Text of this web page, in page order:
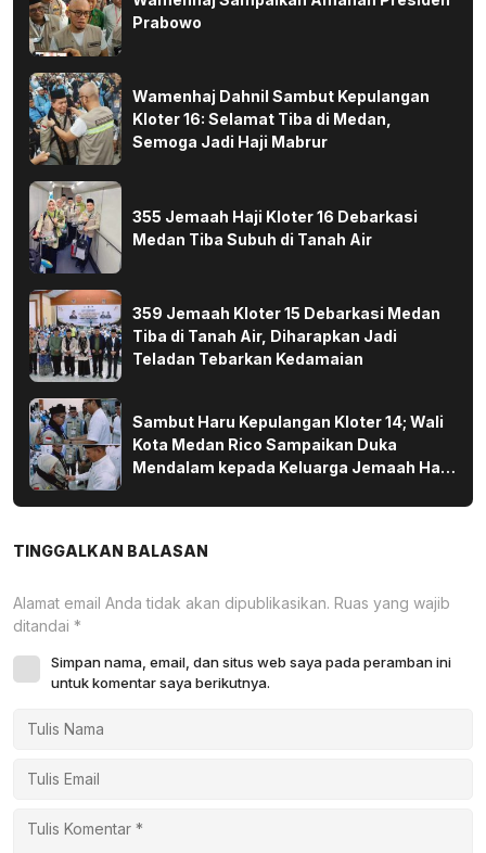
Prabowo
Wamenhaj Dahnil Sambut Kepulangan
Kloter 16: Selamat Tiba di Medan,
Semoga Jadi Haji Mabrur
355 Jemaah Haji Kloter 16 Debarkasi
Medan Tiba Subuh di Tanah Air
359 Jemaah Kloter 15 Debarkasi Medan
Tiba di Tanah Air, Diharapkan Jadi
Teladan Tebarkan Kedamaian
Sambut Haru Kepulangan Kloter 14; Wali
Kota Medan Rico Sampaikan Duka
Mendalam kepada Keluarga Jemaah Haji
TINGGALKAN BALASAN
Alamat email Anda tidak akan dipublikasikan. Ruas yang wajib
ditandai *
Simpan nama, email, dan situs web saya pada peramban ini
untuk komentar saya berikutnya.